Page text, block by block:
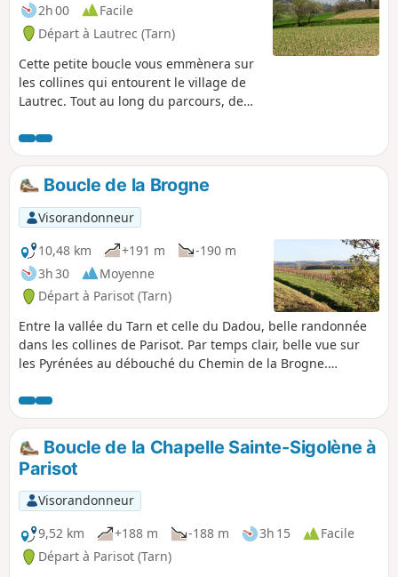
2h 00
Facile
Départ à Lautrec (Tarn)
Cette petite boucle vous emmènera sur
les collines qui entourent le village de
Lautrec. Tout au long du parcours, de
médiévale et ses environs ou sur la
Montagne Noire s’offriront à vous.
Boucle de la Brogne
Visorandonneur
10,48 km
+191 m
-190 m
3h 30
Moyenne
Départ à Parisot (Tarn)
Entre la vallée du Tarn et celle du Dadou, belle randonnée
dans les collines de Parisot. Par temps clair, belle vue sur
les Pyrénées au débouché du Chemin de la Brogne.
du Patrimoine de la commune de Parisot.
Boucle de la Chapelle Sainte-Sigolène à
Parisot
Visorandonneur
9,52 km
+188 m -188 m 3h 15
Facile
Départ à Parisot (Tarn)